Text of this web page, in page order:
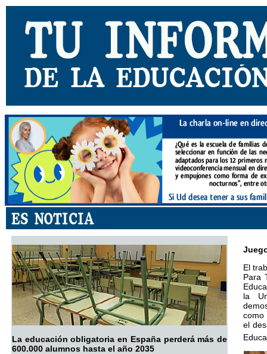
La educación obligatoria en España perderá más de
600.000 alumnos hasta el año 2035
El
Para
la
como
el